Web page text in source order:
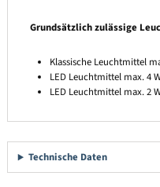
Grundsätzlich zulässige
Klassische Leuchtmittel
LED Leuchtmittel max. 4
LED Leuchtmittel max. 2
Technische Daten